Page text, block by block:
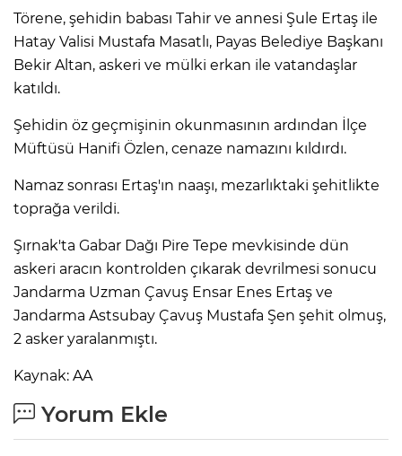
Törene, şehidin babası Tahir ve annesi Şule Ertaş ile
Hatay Valisi Mustafa Masatlı, Payas Belediye Başkanı
Bekir Altan, askeri ve mülki erkan ile vatandaşlar
katıldı.
Şehidin öz geçmişinin okunmasının ardından İlçe
Müftüsü Hanifi Özlen, cenaze namazını kıldırdı.
Namaz sonrası Ertaş'ın naaşı, mezarlıktaki şehitlikte
toprağa verildi.
Şırnak'ta Gabar Dağı Pire Tepe mevkisinde dün
askeri aracın kontrolden çıkarak devrilmesi sonucu
Jandarma Uzman Çavuş Ensar Enes Ertaş ve
Jandarma Astsubay Çavuş Mustafa Şen şehit olmuş,
2 asker yaralanmıştı.
Kaynak: AA
Yorum Ekle